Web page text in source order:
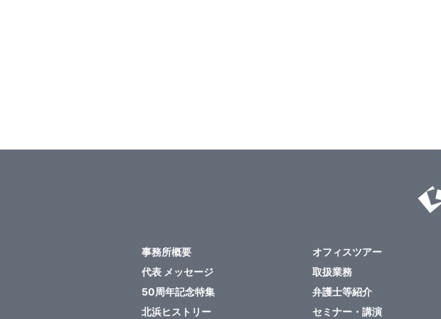
事務所概要
代表 メッセージ
50周年記念特集
北浜ヒストリー
オフィスツアー
取扱業務
弁護士等紹介
セミナー・講演